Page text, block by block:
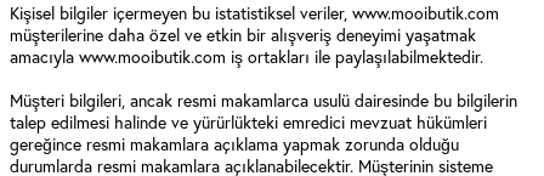
Kişisel bilgiler içermeyen bu istatistiksel veriler, www.mooibutik.com
müşterilerine daha özel ve etkin bir alışveriş deneyimi yaşatmak
amacıyla www.mooibutik.com iş ortakları ile paylaşılabilmektedir.
Müşteri bilgileri, ancak resmi makamlarca usulü dairesinde bu bilgilerin
talep edilmesi halinde ve yürürlükteki emredici mevzuat hükümleri
gereğince resmi makamlara açıklama yapmak zorunda olduğu
durumlarda resmi makamlara açıklanabilecektir. Müşterinin sisteme